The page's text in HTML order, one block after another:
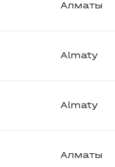
Алматы
Almaty
Almaty
Алматы